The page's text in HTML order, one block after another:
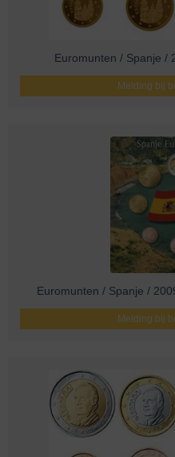
Euromunten / Spanje /
Melding bij
Euromunten / Spanje /
Melding bij